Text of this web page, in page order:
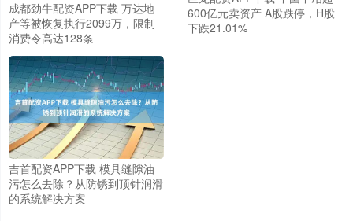
成都劲牛配资APP下载 万达地
产等被恢复执行2099万，限制
消费令高达128条
600亿元卖资产 A股跌停，H股
下跌21.01%
吉首配资APP下载 模具缝隙油
污怎么去除？从防锈到顶针润滑
的系统解决方案